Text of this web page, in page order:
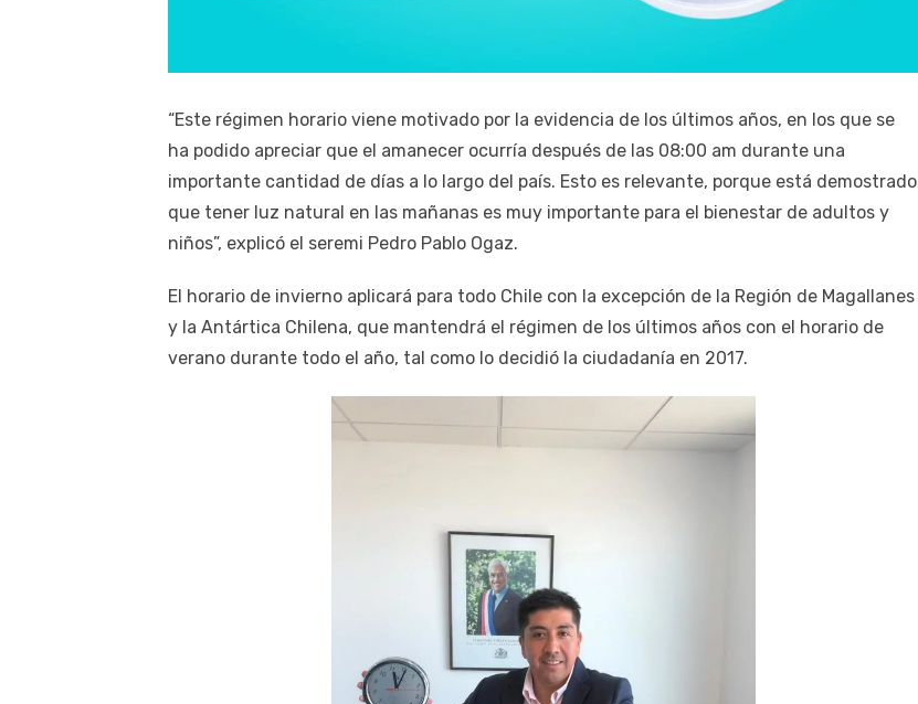
“Este régimen horario viene motivado por la evidencia de los últimos años, en los que se
ha podido apreciar que el amanecer ocurría después de las 08:00 am durante una
importante cantidad de días a lo largo del país. Esto es relevante, porque está demostrado
que tener luz natural en las mañanas es muy importante para el bienestar de adultos y
niños”, explicó el seremi Pedro Pablo Ogaz.
El horario de invierno aplicará para todo Chile con la excepción de la Región de Magallanes
y la Antártica Chilena, que mantendrá el régimen de los últimos años con el horario de
verano durante todo el año, tal como lo decidió la ciudadanía en 2017.